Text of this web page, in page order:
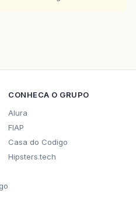
CONHECA O GRUPO
Alura
FIAP
Casa do Codigo
Hipsters.tech